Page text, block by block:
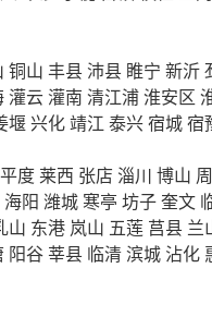
铜山 丰县 沛县 睢宁 新沂
灌云灌南 清江浦淮安区
堰兴化靖江 泰兴宿城宿
平度 莱西 张店 淄川 博山
海阳 潍城 寒亭 坊子奎文
山 东港 岚山 五莲 莒县 兰
阳谷莘县 临清滨城 沾化